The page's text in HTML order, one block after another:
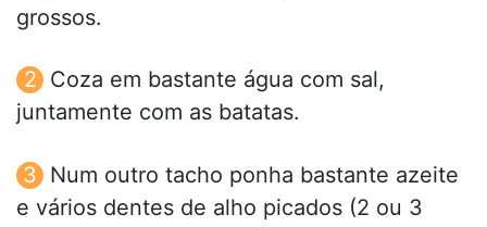
grossos.
Coza em bastante água com sal,
juntamente com as batatas.
Num outro tacho ponha bastante azeite
e vários dentes de alho picados (2 ou 3